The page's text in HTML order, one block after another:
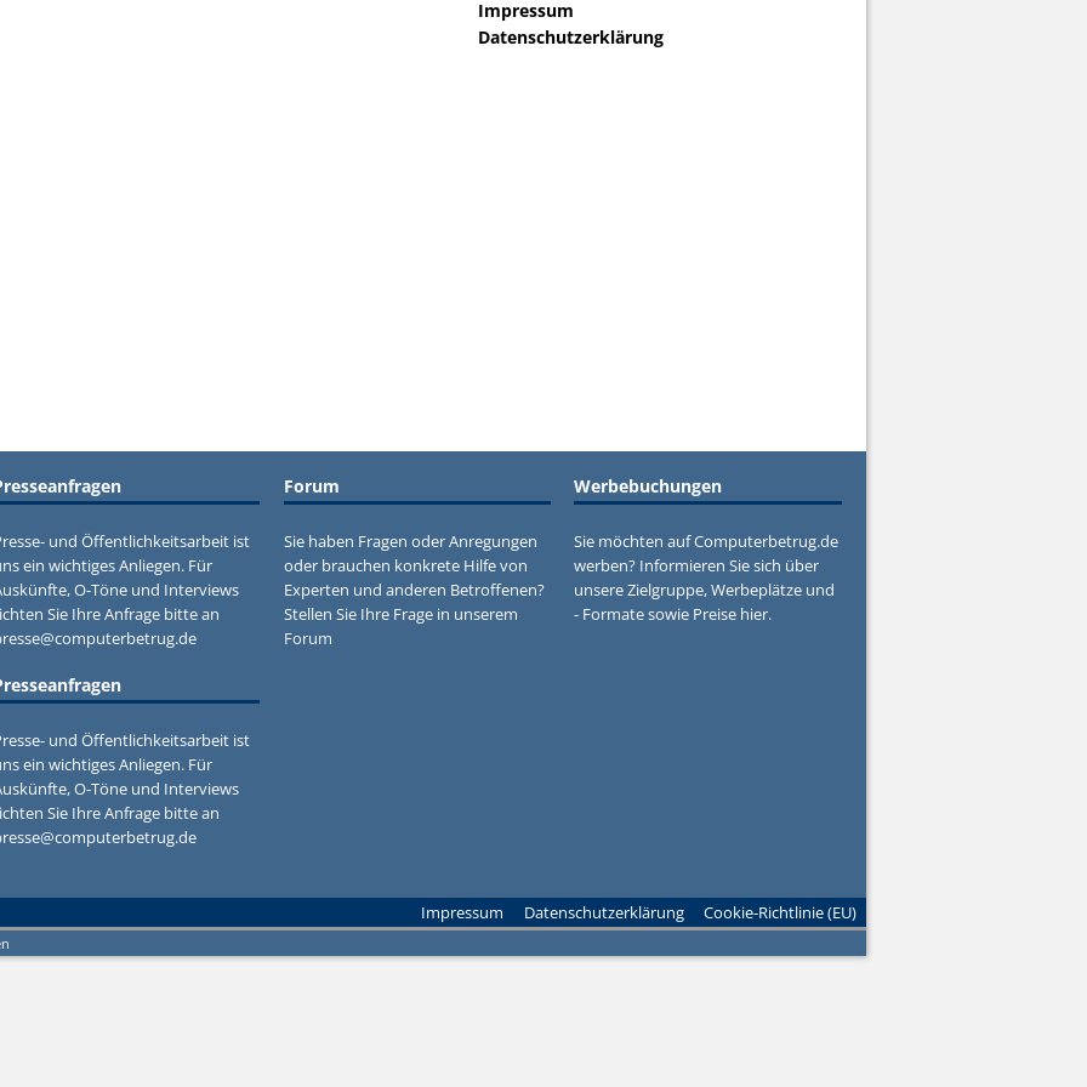
Impressum
Datenschutzerklärung
und Öffentlichkeitsarbeit ist
ein wichtiges Anliegen. Für
O-Töne und Interviews
Sie Ihre Anfrage bitte an
und Öffentlichkeitsarbeit ist
ein wichtiges Anliegen. Für
O-Töne und Interviews
Sie Ihre Anfrage bitte an
Forum
Sie haben Fragen oder Anregungen
oder brauchen konkrete Hilfe von
Experten und anderen Betroffenen?
Stellen Sie Ihre Frage in unserem
Forum
Werbebuchungen
Sie möchten auf Computerbetrug.de
werben? Informieren Sie sich über
unsere Zielgruppe, Werbeplätze und
- Formate sowie Preise hier.
Impressum Datenschutzerklärung Cookie-Richtlinie (EU)